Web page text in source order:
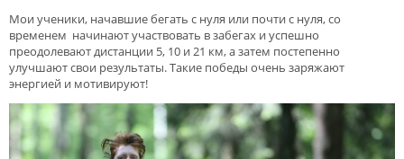
Мои ученики, начавшие бегать с нуля или почти с нуля, со
временем начинают участвовать в забегах и успешно
преодолевают дистанции 5, 10 и 21 км, а затем постепенно
улучшают свои результаты. Такие победы очень заряжают
энергией и мотивируют!